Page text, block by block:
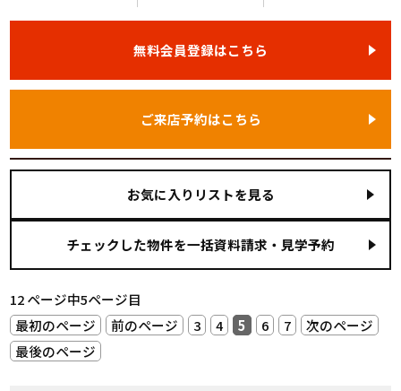
無料会員登録はこちら
ご来店予約はこちら
お気に入りリストを見る
12 ページ中5ページ目
最初のページ
前のページ 3 4 5 6 7
次のページ
最後のページ